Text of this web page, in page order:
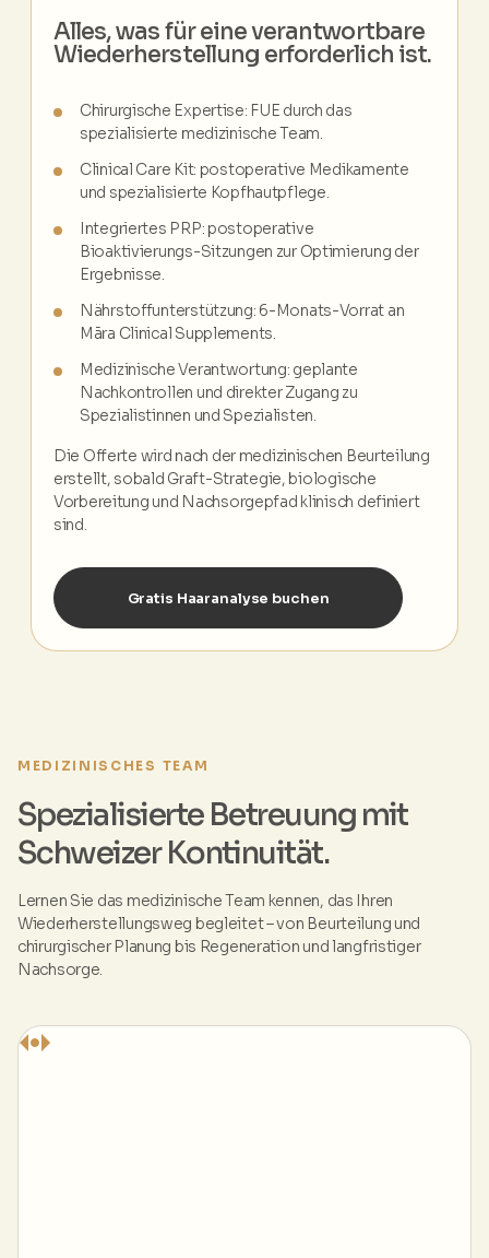
Alles, was für eine verantwortbare
Wiederherstellung erforderlich ist.
Chirurgische Expertise: FUE durch das
spezialisierte medizinische Team.
Clinical Care Kit: postoperative Medikamente
und spezialisierte Kopfhautpflege.
Integriertes PRP: postoperative
Bioaktivierungs-Sitzungen zur Optimierung der
Ergebnisse.
Nährstoffunterstützung: 6-Monats-Vorrat an
Māra Clinical Supplements.
Medizinische Verantwortung: geplante
Nachkontrollen und direkter Zugang zu
Spezialistinnen und Spezialisten.
Die Offerte wird nach der medizinischen Beurteilung
erstellt, sobald Graft-Strategie, biologische
Vorbereitung und Nachsorgepfad klinisch definiert
sind.
Gratis Haaranalyse buchen
MEDIZINISCHES TEAM
Spezialisierte Betreuung mit
Schweizer Kontinuität.
Lernen Sie das medizinische Team kennen, das Ihren
Wiederherstellungsweg begleitet – von Beurteilung und
chirurgischer Planung bis Regeneration und langfristiger
Nachsorge.